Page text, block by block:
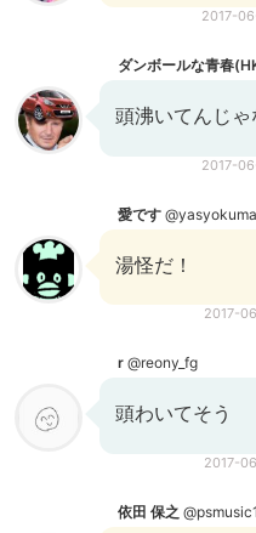
2017-
ダンボールな青春
頭沸いてんじ
2017-
愛です
湯怪だ！
2017-
r @reony_fg
頭わいてそう
2017-
依田 保之